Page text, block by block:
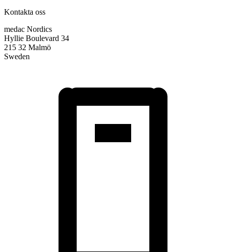
Kontakta oss
medac Nordics
Hyllie Boulevard 34
215 32 Malmö
Sweden